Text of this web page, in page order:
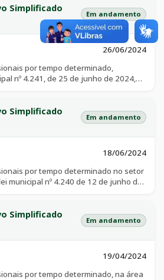
comunidade, conforme termo de
ação pública ensino-saúde (coapes).
Simplificado
Em andamento
26/06/2024
por tempo determinado,
nº 4.241, de 25 de junho de 2024,
o qual irá desenvolver atividades de
adolescentes, especificamente das
nº 71000.016731/2023-10
Simplificado
Em andamento
18/06/2024
por tempo determinado no setor
municipal nº 4.240 de 12 de junho de
fundação cultural “maria das dores
desenvolvimento cultural e artístico
Simplificado
Em andamento
19/04/2024
por tempo determinado, na área